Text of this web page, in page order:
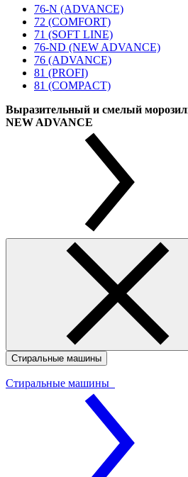
76-N (ADVANCE)
72 (COMFORT)
71 (SOFT LINE)
76-ND (NEW ADVANCE)
76 (ADVANCE)
81 (PROFI)
81 (COMPACT)
Выразительный и смелый
NEW ADVANCE
Стиральные машины
Стиральные машины